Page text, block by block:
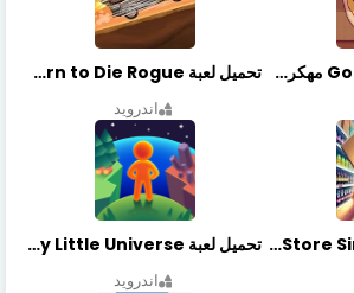
تحميل لعبة Good Pizza مهكرة اخر اصدار تحميل لعبة Earn to Die Rogue مهكرة اخر اصدار
اندرويد
تحميل لعبة Retail Store Simulator مهكرة اخر اصدار تحميل لعبة My Little Universe مهكرة أخر إصدار
اندرويد